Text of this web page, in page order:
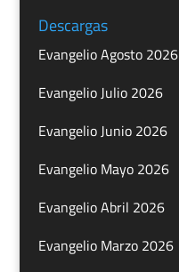
Descargas
Evangelio Agosto 2026
Evangelio Julio 2026
Evangelio Junio 2026
Evangelio Mayo 2026
Evangelio Abril 2026
Evangelio Marzo 2026